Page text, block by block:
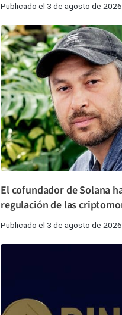
Publicado el 3 de agosto de 2026
El cofundador de Solana
regulación de las
Publicado el 3 de agosto de 2026